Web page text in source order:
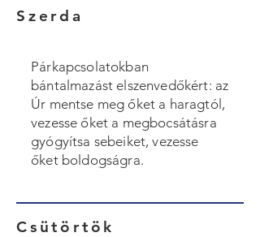
Szerda
Párkapcsolatokban
bántalmazást elszenvedőkért: az
Úr mentse meg őket a haragtól,
vezesse őket a megbocsátásra
gyógyítsa sebeiket, vezesse
őket boldogságra.
Csütörtök